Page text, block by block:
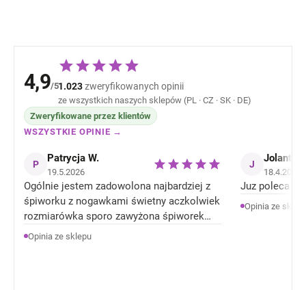
4,9/51.023zweryfikowanych opinii
ze wszystkich naszych sklepów (PL · CZ · SK · DE)
Zweryfikowane przez klientów
WSZYSTKIE OPINIE →
P Patrycja W.
19.5.2026
Ogólnie jestem zadowolona najbardziej z
śpiworku z nogawkami świetny aczkolwiek
rozmiarówka sporo zawyżona śpiworek
rozmiar 92 jest jak 104 rozmiar . Ale
Opinia ze sklepu
J Jolanta
18.4.2026
Juz poleca
Opinia ze